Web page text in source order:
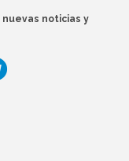
nuevas noticias y